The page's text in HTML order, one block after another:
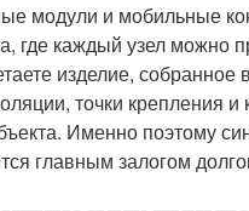
модули и мобильные
где каждый узел можно
изделие,
точки крепления
Именно поэтому
главным залогом